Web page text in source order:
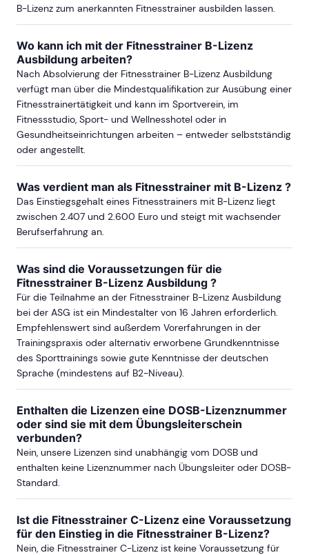
mehr Termine in Bremen anzeigen
DARMSTADT
ab Sa, 19. Juni 2027
DORTMUND
ab Sa, 5. September 2026
ab Sa, 4. September 2027
DRESDEN
ab Sa, 5. September 2026
ab Sa, 22. Mai 2027
DÜSSELDORF
ab Sa, 10. Oktober 2026
B-Lizenz zum anerkannten Fitnesstrainer ausbilden lassen.
Wo kann ich mit der Fitnesstrainer B-Lizenz
Ausbildung arbeiten?
Nach Absolvierung der Fitnesstrainer B-Lizenz Ausbildung
verfügt man über die Mindestqualifikation zur Ausübung einer
Fitnesstrainertätigkeit und kann im Sportverein, im
Fitnessstudio, Sport- und Wellnesshotel oder in
Gesundheitseinrichtungen arbeiten – entweder selbstständig
oder angestellt.
Was verdient man als Fitnesstrainer mit B-Lizenz ?
Das Einstiegsgehalt eines Fitnesstrainers mit B-Lizenz liegt
zwischen 2.407 und 2.600 Euro und steigt mit wachsender
Berufserfahrung an.
Was sind die Voraussetzungen für die
Fitnesstrainer B-Lizenz Ausbildung ?
Für die Teilnahme an der Fitnesstrainer B-Lizenz Ausbildung
bei der ASG ist ein Mindestalter von 16 Jahren erforderlich.
Empfehlenswert sind außerdem Vorerfahrungen in der
Trainingspraxis oder alternativ erworbene Grundkenntnisse
des Sporttrainings sowie gute Kenntnisse der deutschen
Sprache (mindestens auf B2-Niveau).
Enthalten die Lizenzen eine DOSB-Lizenznummer
oder sind sie mit dem Übungsleiterschein
verbunden?
Nein, unsere Lizenzen sind unabhängig vom DOSB und
enthalten keine Lizenznummer nach Übungsleiter oder DOSB-
Standard.
Ist die Fitnesstrainer C-Lizenz eine Voraussetzung
für den Einstieg in die Fitnesstrainer B-Lizenz?
Nein, die Fitnesstrainer C-Lizenz ist keine Voraussetzung für